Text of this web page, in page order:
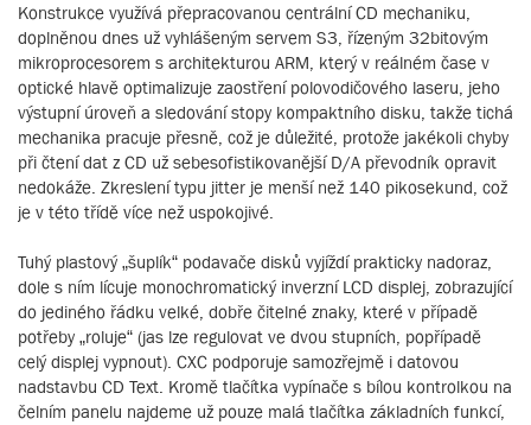
Konstrukce využívá přepracovanou centrální CD mechaniku,
doplněnou dnes už vyhlášeným servem S3, řízeným 32bitovým
mikroprocesorem s architekturou ARM, který v reálném čase v
optické hlavě optimalizuje zaostření polovodičového laseru, jeho
výstupní úroveň a sledování stopy kompaktního disku, takže tichá
mechanika pracuje přesně, což je důležité, protože jakékoli chyby
při čtení dat z CD už sebesofistikovanější D/A převodník opravit
nedokáže. Zkreslení typu jitter je menší než 140 pikosekund, což
je v této třídě více než uspokojivé.
Tuhý plastový „šuplík“ podavače disků vyjíždí prakticky nadoraz,
dole s ním lícuje monochromatický inverzní LCD displej, zobrazující
do jediného řádku velké, dobře čitelné znaky, které v případě
potřeby „roluje“ (jas lze regulovat ve dvou stupních, popřípadě
celý displej vypnout). CXC podporuje samozřejmě i datovou
nadstavbu CD Text. Kromě tlačítka vypínače s bílou kontrolkou na
čelním panelu najdeme už pouze malá tlačítka základních funkcí,